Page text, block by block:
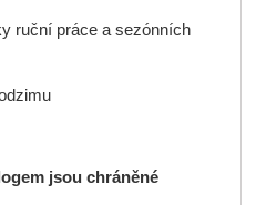
ruční práce a sezónních
jsou chráněné